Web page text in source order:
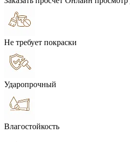
Не требует покраски
Ударопрочный
Влагостойкость